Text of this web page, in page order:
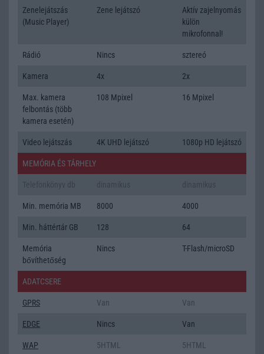
Zenelejátszás
(Music Player)
Zene lejátszó
Aktív zajelnyomás
külön
mikrofonnal!
Rádió Nincs sztereó
Kamera 4x 2x
Max. kamera
felbontás (több
kamera esetén)
108 Mpixel 16 Mpixel
Video lejátszás 4K UHD lejátszó 1080p HD lejátszó
MEMÓRIA ÉS TÁRHELY
Min. memória MB 8000 4000
Min. háttértár GB 128 64
Memória
bővíthetőség
Nincs T-Flash/microSD
ADATCSERE
GPRS Van Van
EDGE Nincs Van
WAP 5HTML 5HTML